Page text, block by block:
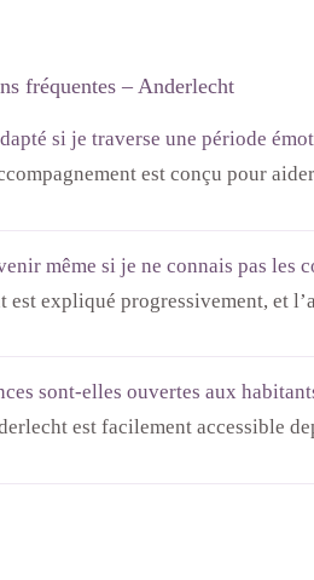
fréquentes – Anderlecht
si je traverse une période
est conçu pour
même si je ne connais pas les
est expliqué progressivement, et
sont-elles ouvertes aux
est facilement accessible